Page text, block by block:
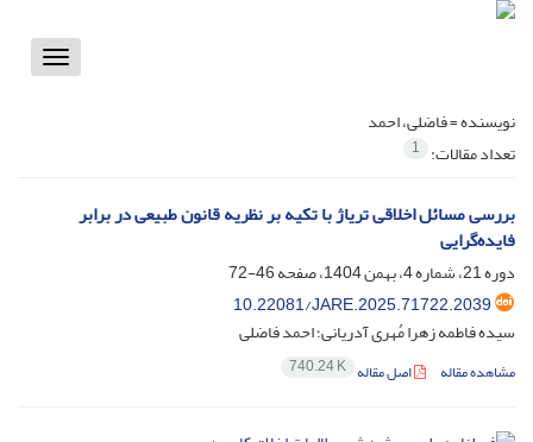
Toggle
نویسنده =فاضلی، احمد
تعداد مقالات: 1
بررسی مسائل اخلاقی تریاژ با تکیه بر نظریه قانون طبیعی در برابر
فایده‌گرایی
دوره 21، شماره 4، بهمن 1404، صفحه
46-72
10.22081/JARE.2025.71722.2039
سیده فاطمه زهرا مُهری آدریانی؛ احمد فاضلی
مشاهده مقاله اصل مقاله 740.24 K